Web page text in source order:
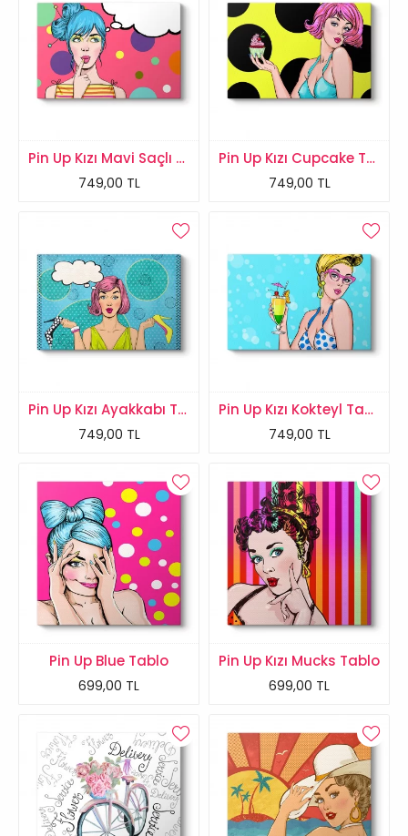
Pin Up Kızı Mavi Saçlı Tablo
749,00 TL
Pin Up Kızı Cupcake Tablosu
749,00 TL
Pin Up Kızı Ayakkabı Tablosu
749,00 TL
Pin Up Kızı Kokteyl Tablo
749,00 TL
Pin Up Blue Tablo
699,00 TL
Pin Up Kızı Mucks Tablo
699,00 TL